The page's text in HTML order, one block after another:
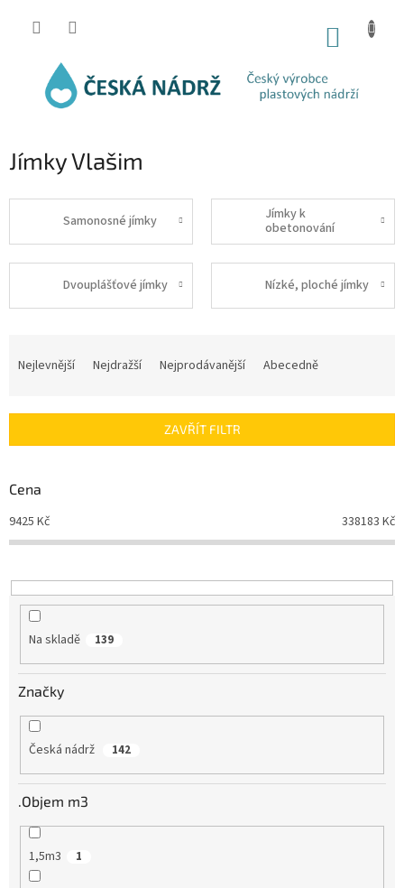
Jímky Vlašim
Samonosné jímky
Jímky k
obetonování
Dvouplášťové jímky Nízké, ploché jímky
í
r
o
d
u
t
ů
Nejlevnější Nejdražší Nejprodávanější Abecedně
ZAVŘÍT FILTR
Cena
9425 Kč 338183 Kč
Na skladě 139
Značky
Česká nádrž 142
.Objem m3
1,5m3 1